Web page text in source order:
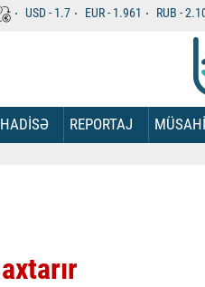
USD -1.7 EUR -1.961 RUB -
HADİSƏ REPORTAJ
axtarır